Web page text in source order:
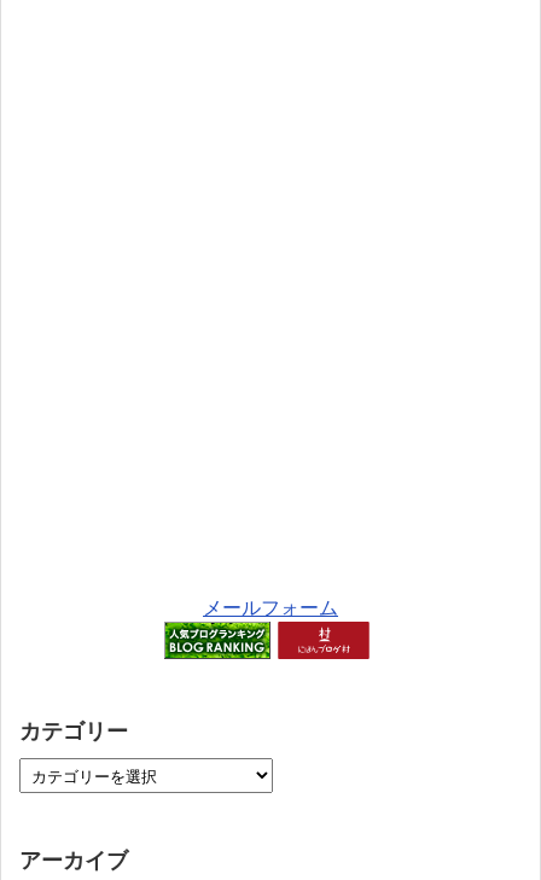
メールフォーム
カテゴリー
アーカイブ